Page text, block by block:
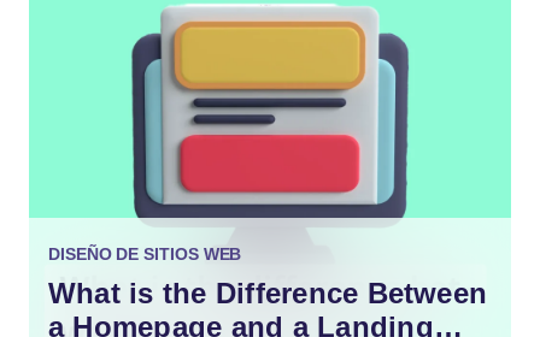
DISEÑO DE SITIOS WEB
What is the Difference Between
a Homepage and a Landing